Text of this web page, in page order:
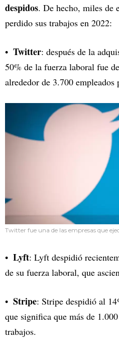
despidos. De hecho, miles de
perdido sus trabajos en 2022:
Twitter: después de la
50% de la fuerza laboral fue
alrededor de 3.700 empleados
Twitter fue una de las empresas que
Lyft: Lyft despidió
de su fuerza laboral, que
Stripe: Stripe despidió al
que significa que más de
trabajos.